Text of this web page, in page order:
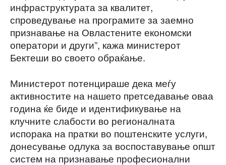
инфраструктурата за квалитет,
спроведување на програмите за заемно
признавање на Овластените економски
оператори и други”, кажа министерот
Бектеши во своето обраќање.
Министерот потенцираше дека меѓу
активностите на нашето претседавање оваа
година ќе биде и идентификување на
клучните слабости во регионалната
испорака на пратки во поштенските услуги,
донесување одлука за воспоставување општ
систем на признавање професионални